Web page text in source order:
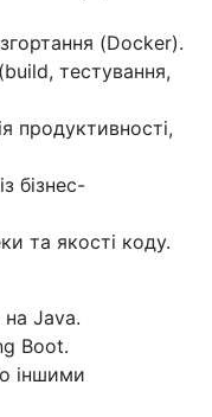
(Docker).
тестування,
продуктивності,
бізнес-
та якості коду.
на Java.
Boot.
іншими